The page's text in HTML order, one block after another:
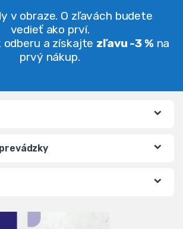
v obraze. O zľavách budete
vedieť ako prví.
odberu a získajte zľavu -3 % na
prvý nákup.